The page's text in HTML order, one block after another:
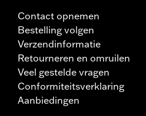
Contact opnemen
Bestelling volgen
Verzendinformatie
Retourneren en omruilen
Veel gestelde vragen
Conformiteitsverklaring
Aanbiedingen